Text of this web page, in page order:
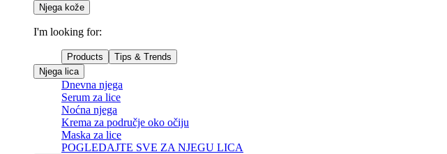
Njega kože
I'm looking for:
Products
Tips & Trends
Njega lica
Dnevna njega
Serum za lice
Noćna njega
Krema za područje oko očiju
Maska za lice
POGLEDAJTE SVE ZA NJEGU LICA